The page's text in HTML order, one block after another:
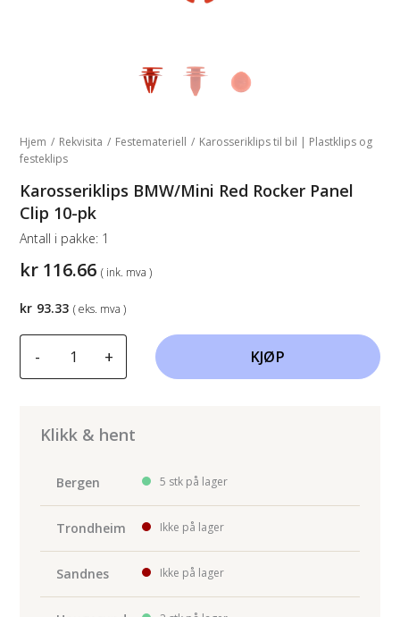
Hjem / Rekvisita / Festemateriell / Karosseriklips til bil | Plastklips og
festeklips
Karosseriklips BMW/Mini Red Rocker Panel
Clip 10-pk
kr 116.66 ( ink. mva )
Antall i pakke: 1
-
Karosseriklips
BMW/Mini
Panel
+ KJØP
Klikk & hent
Bergen 5 stk på lager
Trondheim Ikke på lager
Sandnes Ikke på lager
kr 93.33 ( eks. mva )